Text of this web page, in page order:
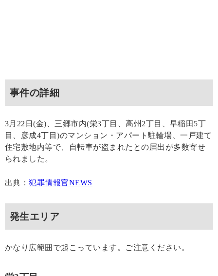
事件の詳細
3月22日(金)、三郷市内(栄3丁目、高州2丁目、早稲田5丁
目、彦成4丁目)のマンション・アパート駐輪場、一戸建て
住宅敷地内等で、自転車が盗まれたとの届出が多数寄せ
られました。
出典：犯罪情報官NEWS
発生エリア
かなり広範囲で起こっています。ご注意ください。